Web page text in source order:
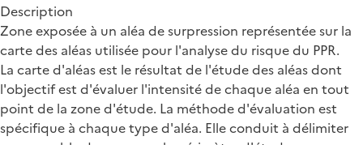
Description
Zone exposée à un aléa de surpression représentée sur la
carte des aléas utilisée pour l'analyse du risque du PPR.
La carte d'aléas est le résultat de l'étude des aléas dont
l'objectif est d'évaluer l'intensité de chaque aléa en tout
point de la zone d'étude. La méthode d'évaluation est
spécifique à chaque type d'aléa. Elle conduit à délimiter